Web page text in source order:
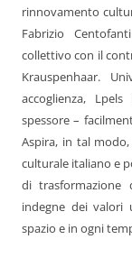
rinnovamento
Fabrizio
collettivo con il
Krauspenhaar.
accoglienza,
spessore –
Aspira, in tal
culturale italiano e
di trasformazione
indegne dei valori
spazio e in ogni